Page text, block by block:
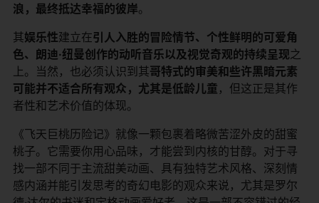
浪，最终抵达幸福的彼岸​​。
其​​娱乐性​​建立在​​引人入胜的冒险情节、个性鲜明的可爱角
色、朗迪·纽曼创作的动听音乐以及视觉奇观的持续呈现​​之
上。当然，也必须认识到其​​哥特式的审美和些许黑暗元素
可能并不适合所有观众，尤其是低龄儿童​ ​，但这正是其作
者性和艺术价值的体现。
《飞天巨桃历险记》就像一颗包裹着略微苦涩外皮的甜蜜
桃子。它需要你用心品味，才能尝到内核的甘醇。对于寻
找一部不同于主流甜美动画、具有独特艺术风格、深刻情
感内涵并能引发思考的奇幻电影的观众来说，尤其是罗尔